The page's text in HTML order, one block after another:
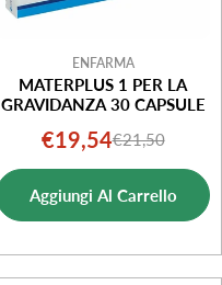
ENFARMA
MATERPLUS 1 PER LA
GRAVIDANZA 30 CAPSULE
Prezzo
di
vendita
€19,54Prezzo
normale
€21,50
Aggiungi Al Carrello